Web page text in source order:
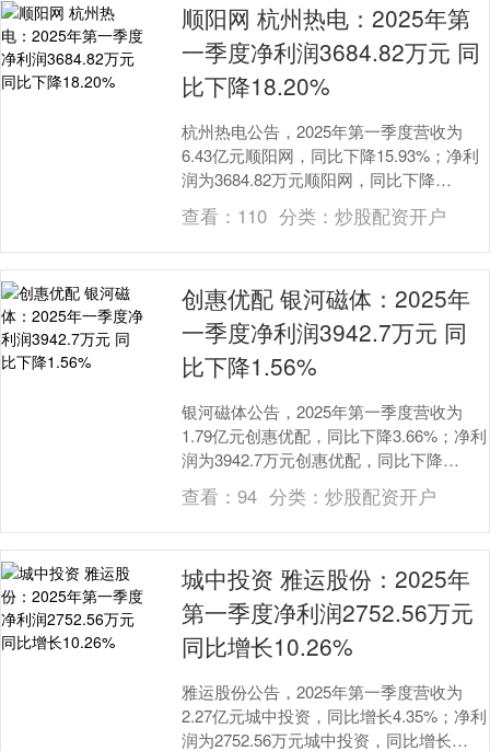
顺阳网 杭州热电：2025年第
一季度净利润3684.82万元 同
比下降18.20%
杭州热电公告，2025年第一季度营收为
6.43亿元顺阳网，同比下降15.93%；净利
润为3684.82万元顺阳网，同比下降
18.20%。 顺阳网....
查看： 110 分类： 炒股配资开户
创惠优配 银河磁体：2025年
一季度净利润3942.7万元 同
比下降1.56%
银河磁体公告，2025年第一季度营收为
1.79亿元创惠优配，同比下降3.66%；净利
润为3942.7万元创惠优配，同比下降
1.56%。 创惠优配....
查看：94 分类： 炒股配资开户
城中投资 雅运股份：2025年
第一季度净利润2752.56万元
同比增长10.26%
雅运股份公告，2025年第一季度营收为
2.27亿元城中投资，同比增长4.35%；净利
润为2752.56万元城中投资，同比增长